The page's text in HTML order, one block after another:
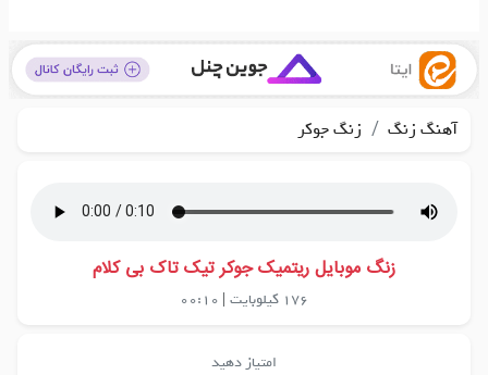
آهنگ زنگ / زنگ جوکر
زنگ موبایل ریتمیک جوکر تیک تاک بی کلام
176 کیلوبایت |
00:10
امتیاز دهید